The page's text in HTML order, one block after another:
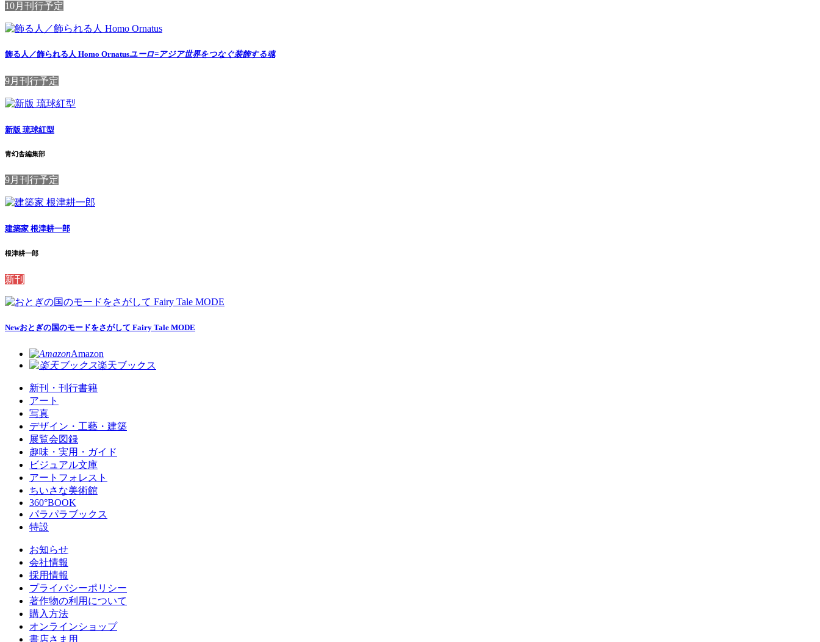
10月刊行予定
飾る人／飾られる人 Homo Ornatusユーロ=アジア世界をつなぐ装飾する魂
9月刊行予定
新版 琉球紅型
青幻舎編集部
9月刊行予定
建築家 根津耕一郎
根津耕一郎
新刊
Newおとぎの国のモードをさがして Fairy Tale MODE
Amazon
楽天ブックス
新刊・刊行書籍
アート
写真
デザイン・工藝・建築
展覧会図録
趣味・実用・ガイド
ビジュアル文庫
アートフォレスト
ちいさな美術館
360°BOOK
パラパラブックス
特設
お知らせ
会社情報
採用情報
プライバシーポリシー
著作物の利用について
購入方法
オンラインショップ
書店さま用